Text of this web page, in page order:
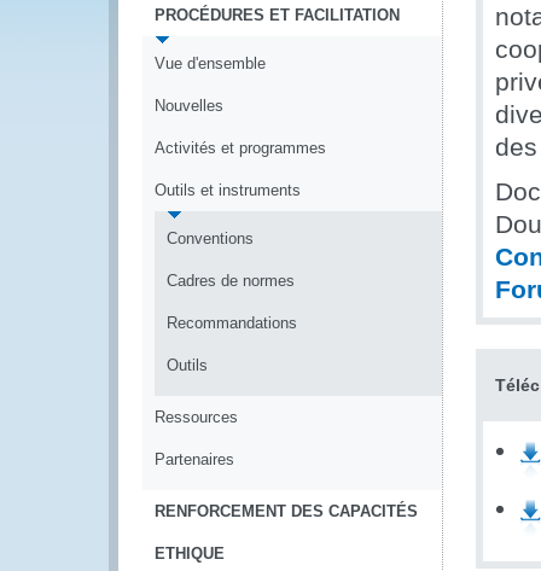
PROCÉDURES ET FACILITATION
Vue d'ensemble
Nouvelles
Activités et programmes
Outils et instruments
Conventions
Cadres de normes
Recommandations
Outils
Ressources
Partenaires
RENFORCEMENT DES CAPACITÉS
ETHIQUE